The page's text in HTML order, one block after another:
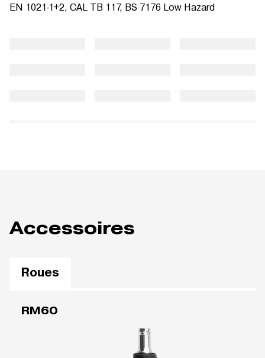
EN 1021-1+2, CAL TB 117, BS 7176 Low Hazard
Accessoires
Roues
RM60